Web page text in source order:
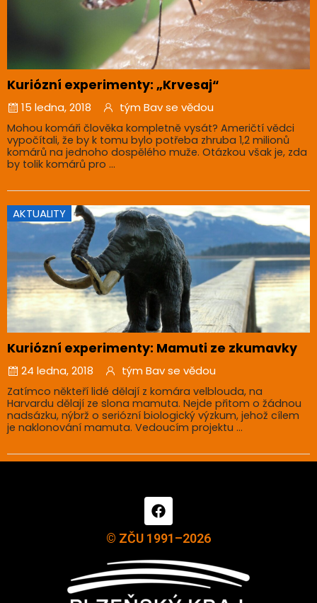
Kuriózní experimenty: „Krvesaj“
15 ledna, 2018 tým Bav se vědou
Mohou komáři člověka kompletně vysát? Američtí vědci
vypočítali, že by k tomu bylo potřeba zhruba 1,2 milionů
komárů na jednoho dospělého muže. Otázkou však je, zda
by tolik komárů pro ...
AKTUALITY
Kuriózní experimenty: Mamuti ze zkumavky
24 ledna, 2018 tým Bav se vědou
Zatímco někteří lidé dělají z komára velblouda, na
Harvardu dělají ze slona mamuta. Nejde přitom o žádnou
nadsázku, nýbrž o seriózní biologický výzkum, jehož cílem
je naklonování mamuta. Vedoucím projektu ...
© ZČU 1991–2026